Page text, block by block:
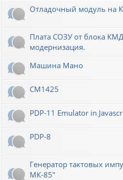
Отладочный модуль на
Плата СОЗУ от блока
модернизация.
Машина Мано
СМ1425
PDP-11 Emulator in
PDP-8
Генератор тактовых
МК-85"